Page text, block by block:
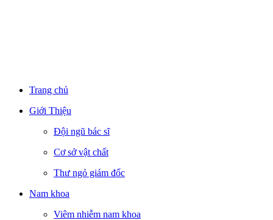
Trang chủ
Giới Thiệu
Đội ngũ bác sĩ
Cơ sở vật chất
Thư ngỏ giám đốc
Nam khoa
Viêm nhiễm nam khoa